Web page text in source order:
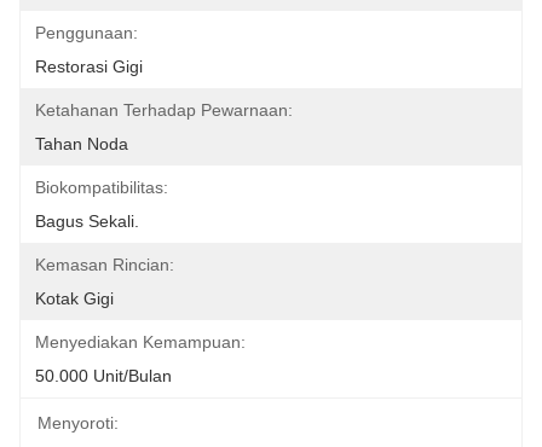
Penggunaan:
Restorasi Gigi
Ketahanan Terhadap Pewarnaan:
Tahan Noda
Biokompatibilitas:
Bagus Sekali.
Kemasan Rincian:
Kotak Gigi
Menyediakan Kemampuan:
50.000 Unit/bulan
Menyoroti: